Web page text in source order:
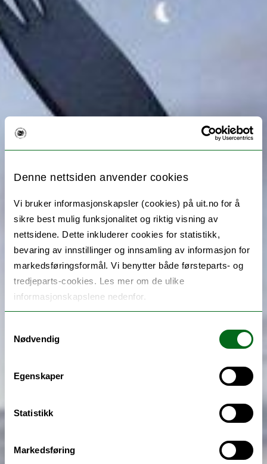
Denne nettsiden anvender cookies
Vi bruker informasjonskapsler (cookies) på uit.no for å
sikre best mulig funksjonalitet og riktig visning av
nettsidene. Dette inkluderer cookies for statistikk,
bevaring av innstillinger og innsamling av informasjon for
markedsføringsformål. Vi benytter både førsteparts- og
tredjeparts-cookies. Les mer om de ulike
informasjonskapslene nedenfor.
Nødvendig
Egenskaper
Statistikk
Markedsføring